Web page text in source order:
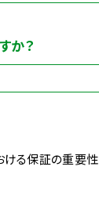
か？
ける保証の重要性